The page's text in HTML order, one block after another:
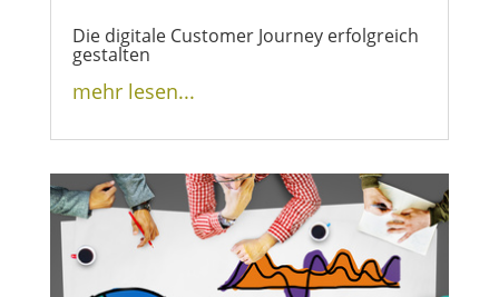
Die digitale Customer Journey erfolgreich
gestalten
mehr lesen...